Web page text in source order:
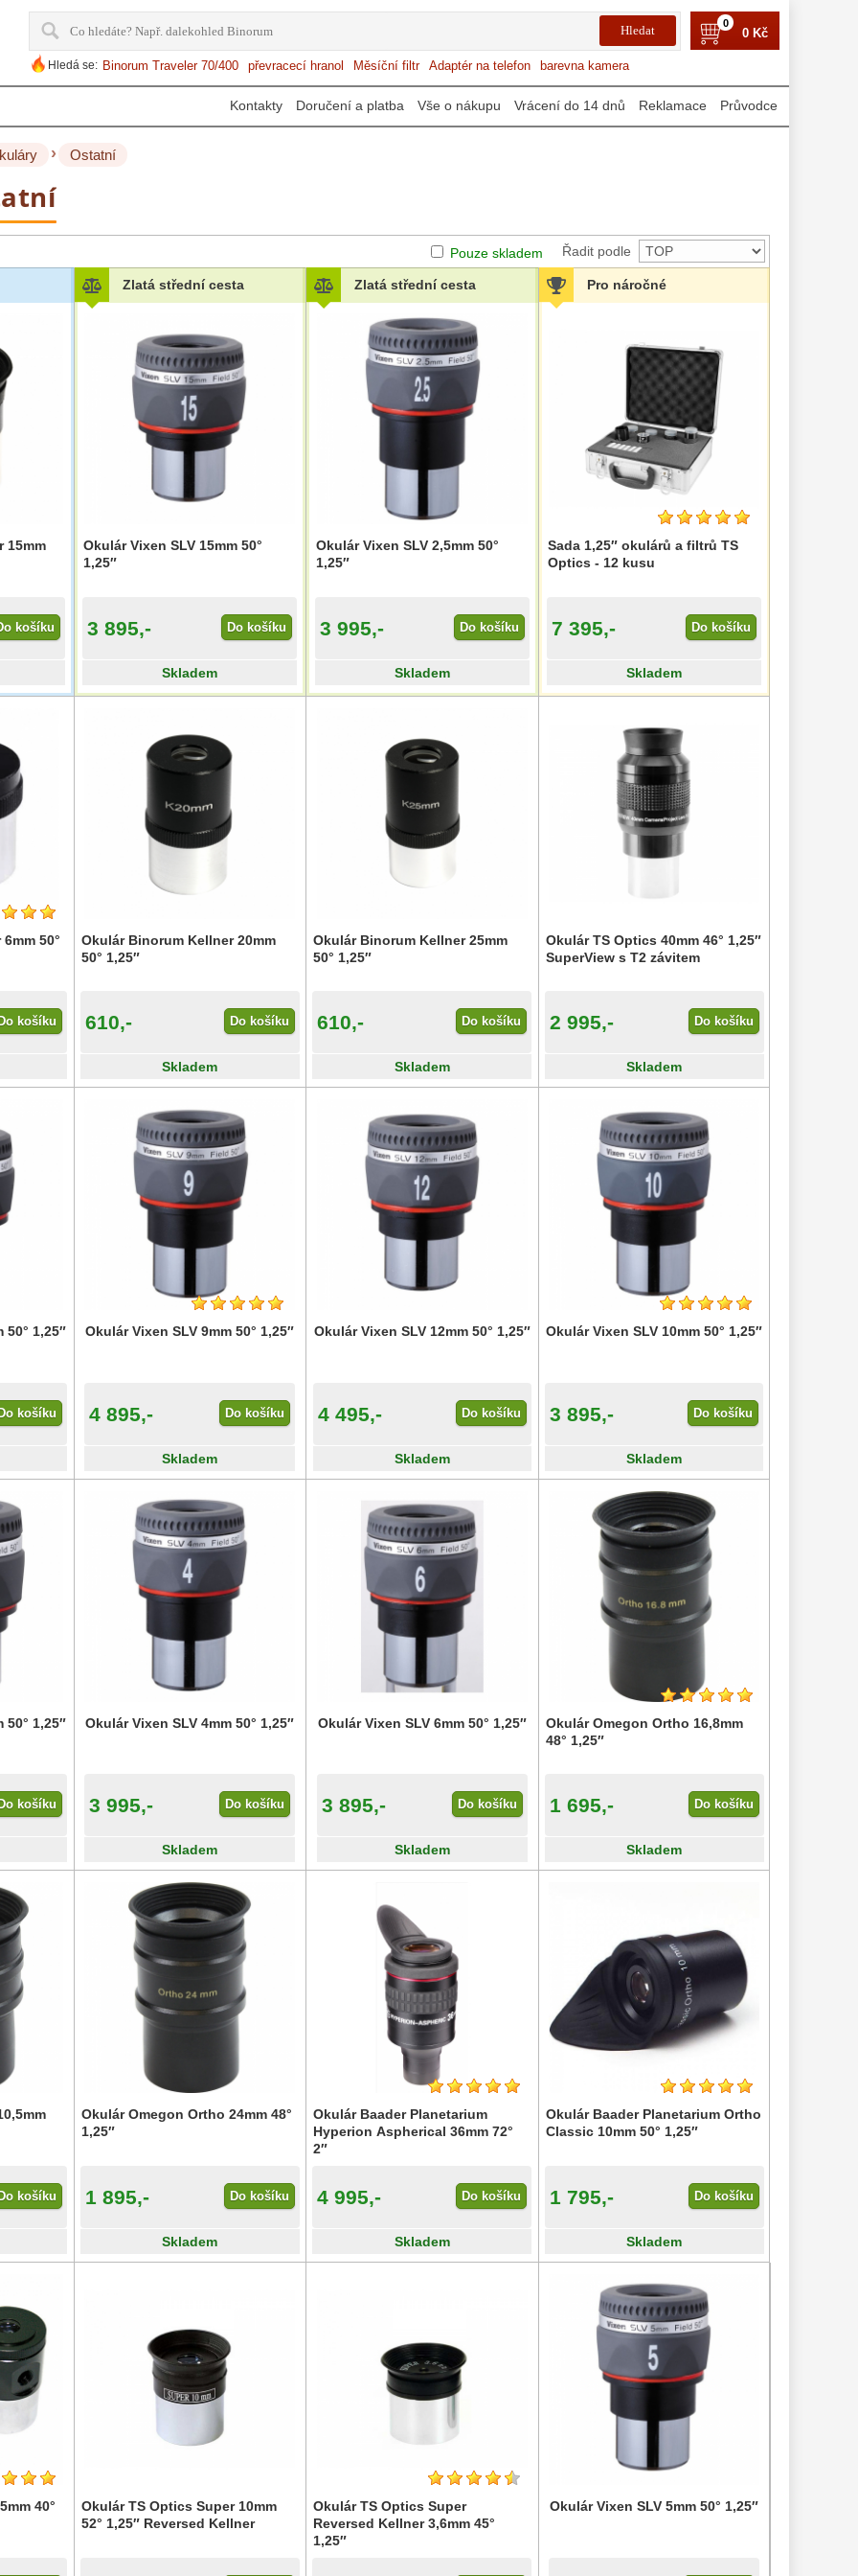
0
0 Kč
Hledá se: Binorum Traveler 70/400 převracecí hranol Měsíční filtr Adaptér na telefon barevna kamera
Kontakty Doručení a platba Vše o nákupu Vrácení do 14 dnů Reklamace Průvodce
› Ostatní
Pouze skladem Řadit podle
15mm
košíku
Zlatá střední cesta
Okulár Vixen SLV 15mm 50°
1,25″
3 895,- Do košíku
Skladem
Zlatá střední cesta
Okulár Vixen SLV 2,5mm 50°
1,25″
3 995,- Do košíku
Skladem
Pro náročné
Sada 1,25″ okulárů a filtrů TS
Optics - 12 kusu
7 395,- Do košíku
Skladem
50°
Do košíku
Okulár Binorum Kellner 20mm
50° 1,25″
610,- Do košíku
Skladem
Okulár Binorum Kellner 25mm
50° 1,25″
610,- Do košíku
Skladem
Okulár TS Optics 40mm 46° 1,25″
SuperView s T2 závitem
2 995,- Do košíku
Skladem
50° 1,25″
Do košíku
Okulár Vixen SLV 9mm 50° 1,25″
4 895,- Do košíku
Skladem
Okulár Vixen SLV 12mm 50° 1,25″
4 495,- Do košíku
Skladem
Okulár Vixen SLV 10mm 50° 1,25″
3 895,- Do košíku
Skladem
50° 1,25″
Do košíku
Okulár Vixen SLV 4mm 50° 1,25″
3 995,- Do košíku
Skladem
Okulár Vixen SLV 6mm 50° 1,25″
3 895,- Do košíku
Skladem
Okulár Omegon Ortho 16,8mm
48° 1,25″
1 695,- Do košíku
Skladem
Do košíku
Okulár Omegon Ortho 24mm 48°
1,25″
1 895,- Do košíku
Skladem
Okulár Baader Planetarium
Hyperion Aspherical 36mm 72°
2″
4 995,- Do košíku
Skladem
Okulár Baader Planetarium Ortho
Classic 10mm 50° 1,25″
1 795,- Do košíku
Skladem
40°
Okulár TS Optics Super 10mm
52° 1,25″ Reversed Kellner
Okulár TS Optics Super
Reversed Kellner 3,6mm 45°
1,25″
Okulár Vixen SLV 5mm 50° 1,25″